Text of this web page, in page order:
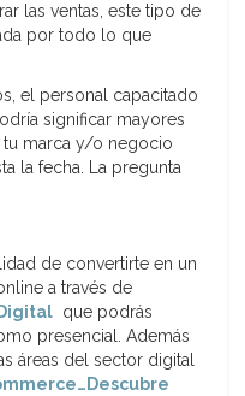
las ventas, este tipo de
por todo lo que
el personal capacitado
significar mayores
marca y/o negocio
la fecha. La pregunta
de convertirte en un
a través de
que podrás
presencial. Además
áreas del sector digital